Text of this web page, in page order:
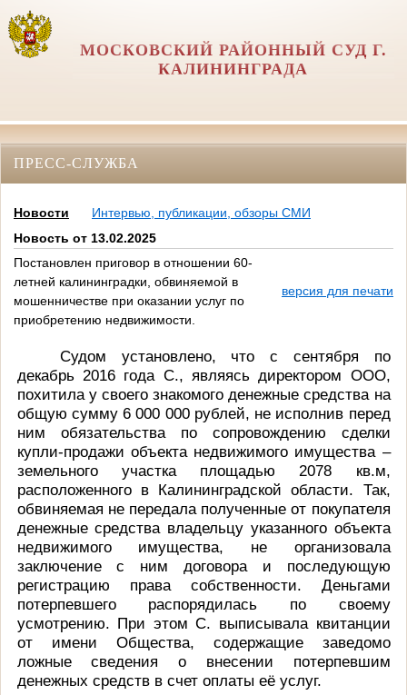
МОСКОВСКИЙ РАЙОННЫЙ СУД Г.
КАЛИНИНГРАДА
ПРЕСС-СЛУЖБА
Новости
Интервью, публикации, обзоры СМИ
Новость от 13.02.2025
Постановлен приговор в отношении 60-
летней калининградки, обвиняемой в
мошенничестве при оказании услуг по
приобретению недвижимости.
версия для печати
Судом установлено, чтос сентября по
декабрь 2016 года С., являясь директором ООО,
похитила у своего знакомого денежные средства на
общую сумму 6 000 000 рублей, не исполнив перед
ним обязательства по сопровождению сделки
купли-продажи объекта недвижимого имущества –
земельного участка площадью 2078 кв.м,
расположенного в Калининградской области. Так,
обвиняемая не передала полученные от покупателя
денежные средства владельцу указанного объекта
недвижимого имущества, не организовала
заключение с ним договора и последующую
регистрацию права собственности. Деньгами
потерпевшего распорядилась по своему
усмотрению. При этом С. выписывала квитанции
от имени Общества, содержащие заведомо
ложные сведения о внесении потерпевшим
денежных средств в счет оплаты её услуг.